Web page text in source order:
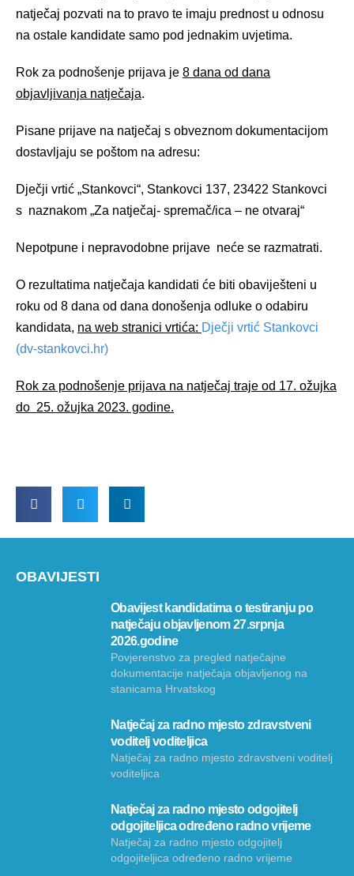
natječaj pozvati na to pravo te imaju prednost u odnosu
na ostale kandidate samo pod jednakim uvjetima.
Rok za podnošenje prijava je 8 dana od dana
objavljivanja natječaja.
Pisane prijave na natječaj s obveznom dokumentacijom
dostavljaju se poštom na adresu:
Dječji vrtić „Stankovci“, Stankovci 137, 23422 Stankovci
s naznakom „Za natječaj- spremač/ica – ne otvaraj“
Nepotpune i nepravodobne prijave neće se razmatrati.
O rezultatima natječaja kandidati će biti obaviješteni u
roku od 8 dana od dana donošenja odluke o odabiru
kandidata, na web stranici vrtića: Dječji vrtić Stankovci
(dv-stankovci.hr)
Rok za podnošenje prijava na natječaj traje od 17. ožujka
do 25. ožujka 2023. godine.
OBAVIJESTI
Obavijest kandidatima o testiranju po
natječaju objavljenom 27.srpnja
2026.godine
Povjerenstvo za pregled natječajne
dokumentacije natječaja objavljenog na
stanicama Hrvatskog
Natječaj za radno mjesto zdravstveni
voditelj voditeljica
Natječaj za radno mjesto zdravstveni voditelj
voditeljica
Natječaj za radno mjesto odgojitelj
odgojiteljica određeno radno vrijeme
Natječaj za radno mjesto odgojitelj
odgojiteljica određeno radno vrijeme